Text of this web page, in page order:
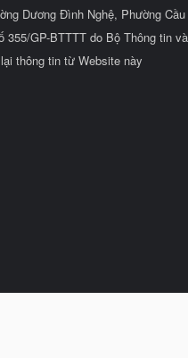
Dương Đình Nghệ, Phường
GP-BTTTT do Bộ Thông tin
thông tin từ Website này